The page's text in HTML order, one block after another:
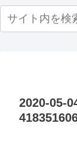
2020-05-